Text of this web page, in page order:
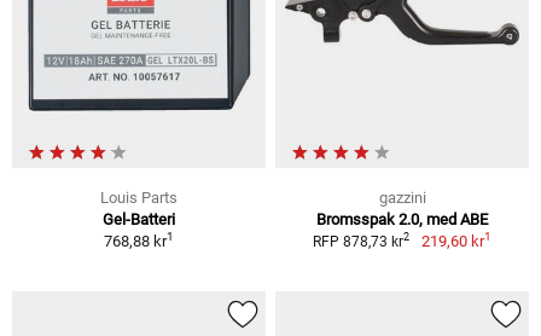
Louis Parts
Gel-Batteri
768,88 kr1
gazzini
Bromsspak 2.0, med ABE
RFP 878,73 kr2 219,60 kr1